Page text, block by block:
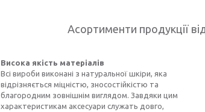
Асортименти продукції
Висока якість матеріалів
Всі вироби виконані з натуральної шкіри, яка
відрізняється міцністю, зносостійкістю та
благородним зовнішнім виглядом. Завдяки цим
характеристикам аксесуари служать довго,